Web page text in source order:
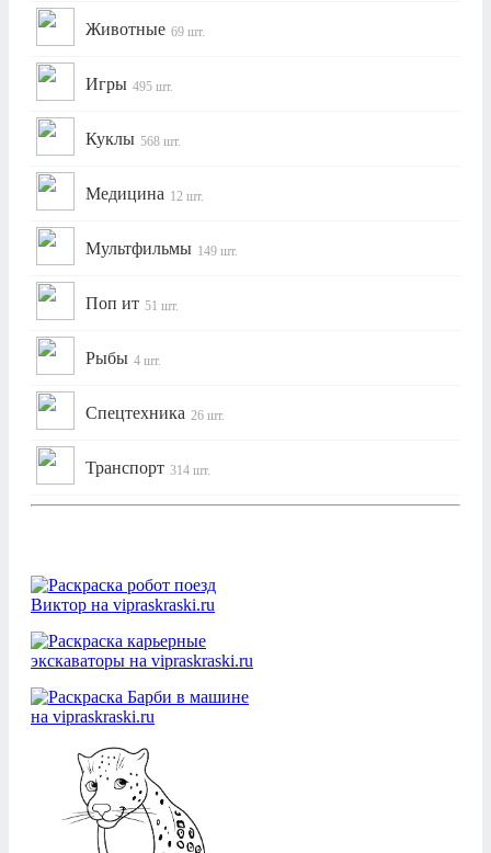
Животные 69 шт.
Игры 495 шт.
Куклы 568 шт.
Медицина 12 шт.
Мультфильмы 149 шт.
Поп ит 51 шт.
Рыбы 4 шт.
Спецтехника 26 шт.
Транспорт 314 шт.